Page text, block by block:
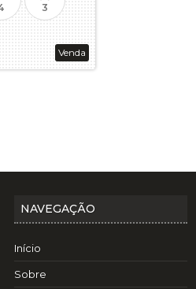
Venda
3
NAVEGAÇÃO
Início
Sobre